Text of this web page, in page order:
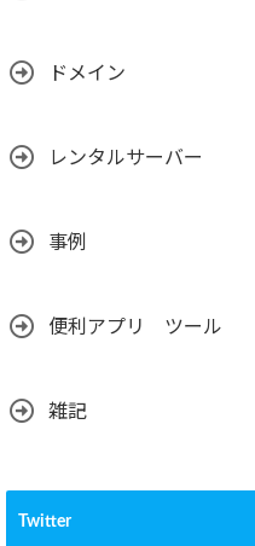
ドメイン
レンタルサーバー
事例
便利アプリ ツール
雑記
Twitter